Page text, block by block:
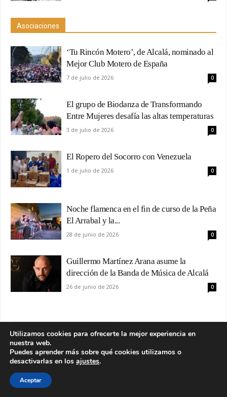
Asociaciones
‘Tu Rincón Motero’, de Alcalá, nominado al
Mejor Club Motero de España
7 de julio de 2026 0
El grupo de Biodanza de Transformando
Entre Mujeres desafía las altas temperaturas
3 de julio de 2026 0
El Ropero del Socorro con Venezuela
1 de julio de 2026 0
Noche flamenca en el fin de curso de la Peña
El Arrabal y la...
28 de junio de 2026 0
Guillermo Martínez Arana asume la
dirección de la Banda de Música de Alcalá
26 de junio de 2026 0
Utilizamos cookies para ofrecerte la mejor experiencia en
nuestra web.
Puedes aprender más sobre qué cookies utilizamos o
desactivarlas en los ajustes.
Aceptar